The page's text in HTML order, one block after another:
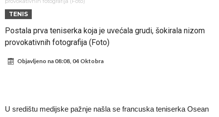
novac od UEFA
Mourinho uvodi strogu disciplinu u Real Madrid. Ovo su tri nova
pravila
Arsenal dovodi zvijezdu Serie A za 138 miliona eura?
TENIS
Postala prva teniserka koja je uvećala grudi, šokirala nizom
provokativnih fotografija (Foto)
Objavljeno na 08:08, 04 Oktobra
U središtu medijske pažnje našla se francuska teniserka Osean